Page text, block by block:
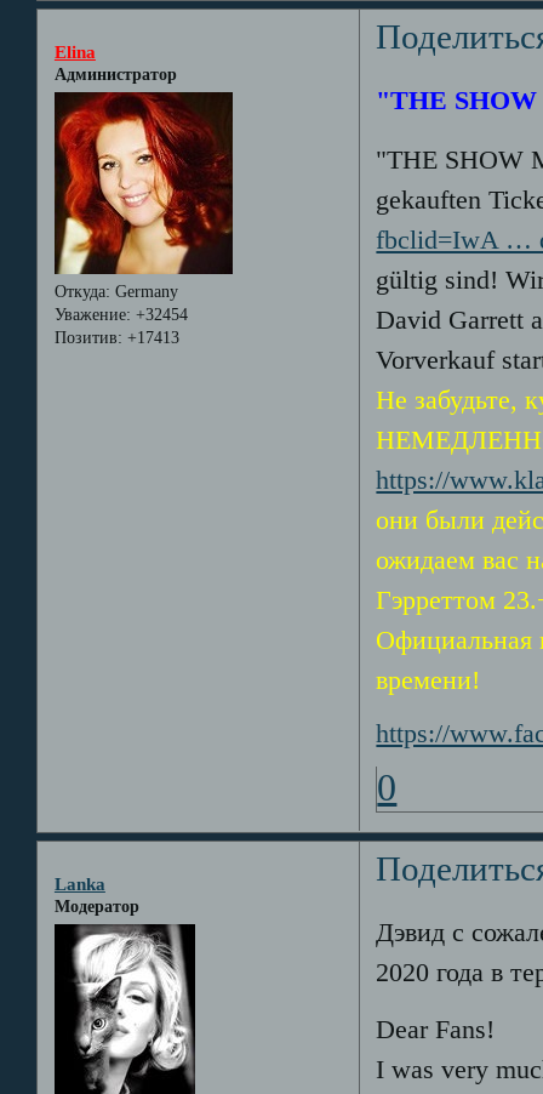
Elina
Администратор
Откуда: Germany
Уважение: +32454
Позитив: +17413
"THE
"THE SHOW
gekauften
fbclid=IwA …
gültig sind!
David Garrett
Vorverkauf
Не
НЕМЕДЛЕННО
https://
они были
ожидаем вас
Гэрреттом
Официальная
времени!
https://
0
Lanka
Модератор
Дэвид с
2020 года в
Dear Fans!
I was very